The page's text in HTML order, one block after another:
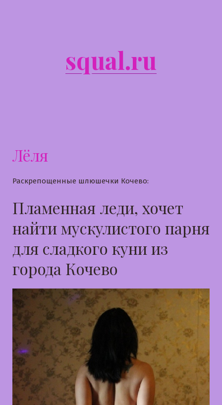
squal.ru
Лёля
Раскрепощенные шлюшечки Кочево:
Пламенная леди, хочет
найти мускулистого парня
для сладкого куни из
города Кочево